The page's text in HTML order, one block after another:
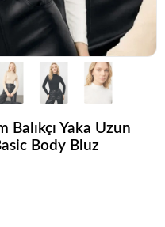
Balıkçı Yaka Uzun
Body Bluz
harika bir tercih.